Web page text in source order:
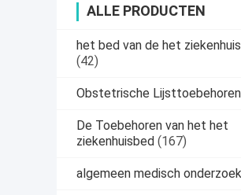
ALLE PRODUCTEN
het bed van de het
(42)
Obstetrische Lijsttoebehoren
De Toebehoren van het het
ziekenhuisbed (167)
algemeen medisch